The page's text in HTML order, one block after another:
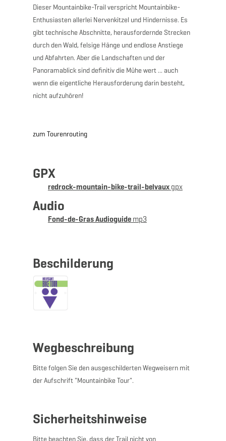
Dieser Mountainbike-Trail verspricht Mountainbike-
Enthusiasten allerlei Nervenkitzel und Hindernisse. Es
gibt technische Abschnitte, herausfordernde Strecken
durch den Wald, felsige Hänge und endlose Anstiege
und Abfahrten. Aber die Landschaften und der
Panoramablick sind definitiv die Mühe wert ... auch
wenn die eigentliche Herausforderung darin besteht,
nicht aufzuhören!
zum Tourenrouting
GPX
redrock-mountain-bike-trail-belvauxgpx
Audio
Fond-de-Gras Audioguidemp3
Beschilderung
Wegbeschreibung
Bitte folgen Sie den ausgeschilderten Wegweisern mit
der Aufschrift "Mountainbike Tour".
Sicherheitshinweise
Bitte beachten Sie, dass der Trail nicht von